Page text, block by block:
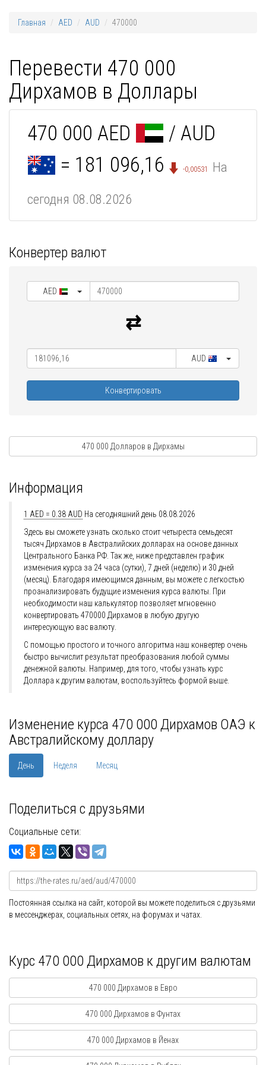
Главная AED AUD 470000
Перевести 470 000
Дирхамов в Доллары
470 000 AED
/ AUD
= 181 096,16
-0,00531
На
сегодня 08.08.2026
Конвертер валют
AED
AUD
Конвертировать
470 000 Долларов в Дирхамы
Информация
1 AED = 0.38 AUD На сегодняшний день 08.08.2026
Здесь вы сможете узнать сколько стоит четыреста семьдесят
тысяч Дирхамов в Австралийских долларах на основе данных
Центрального Банка РФ. Так же, ниже представлен график
изменения курса за 24 часа (сутки), 7 дней (неделю) и 30 дней
(месяц). Благодаря имеющимся данным, вы можете с легкостью
проанализировать будущие изменения курса валюты. При
необходимости наш калькулятор позволяет мгновенно
конвертировать 470000 Дирхамов в любую другую
интересующую вас валюту.
С помощью простого и точного алгоритма наш конвертер очень
быстро вычислит результат преобразования любой суммы
денежной валюты. Например, для того, чтобы узнать курс
Доллара к другим валютам, воспользуйтесь формой выше.
Изменение курса 470 000 Дирхамов ОАЭ к
Австралийскому доллару
День Неделя Месяц
Поделиться с друзьями
Социальные сети:
Постоянная ссылка на сайт, которой вы можете поделиться с друзьями
в мессенджерах, социальных сетях, на форумах и чатах.
Курс 470 000 Дирхамов к другим валютам
470 000 Дирхамов в Евро
470 000 Дирхамов в Фунтах
470 000 Дирхамов в Йенах